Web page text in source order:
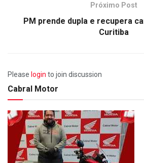
Próximo Post
PM prende dupla e recupera
Curitiba
Please login to join discussion
Cabral Motor